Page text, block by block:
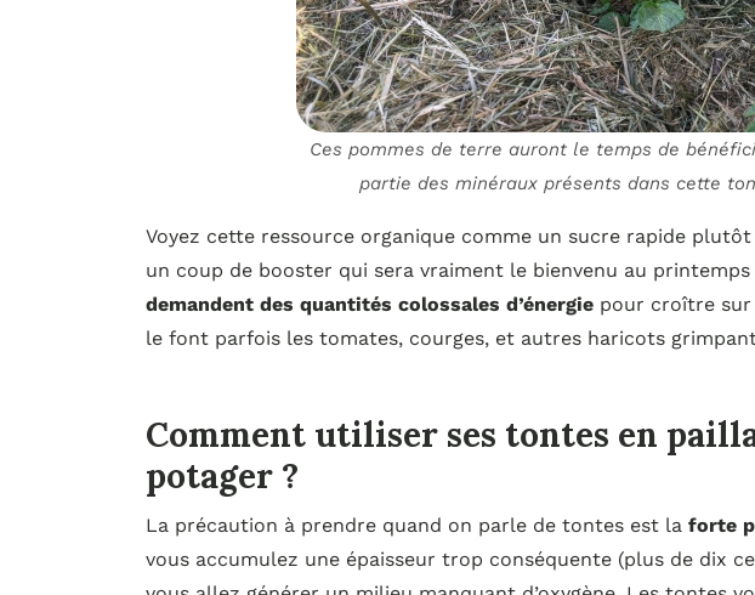
Ces pommes de terre auront le temps de
partie des minéraux présents dans cette
Voyez cette ressource organique comme un sucre rapide plutôt
un coup de booster qui sera vraiment le bienvenu au printemps
demandent des quantités colossales d’énergie pour croître
le font parfois les tomates, courges, et autres haricots
Comment utiliser ses tontes en
potager ?
La précaution à prendre quand on parle de tontes est la forte
vous accumulez une épaisseur trop conséquente (plus de dix